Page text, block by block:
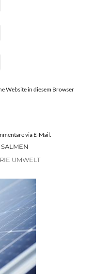
Website in diesem Browser
via E-Mail.
UMWELT